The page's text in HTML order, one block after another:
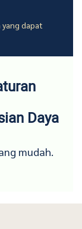
dapat
Daya
mudah.